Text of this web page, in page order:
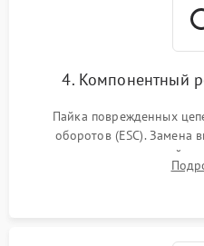
4. Компонентный
Пайка поврежденных
оборотов (ESC). Замена
материнской